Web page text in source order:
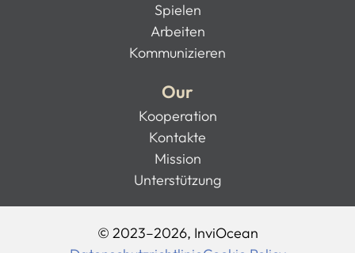
Spielen
Arbeiten
Kommunizieren
Our
Kooperation
Kontakte
Mission
Unterstützung
© 2023–2026, InviOcean